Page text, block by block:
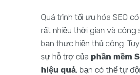
Quá trình tối ưu hóa SEO
rất nhiều thời gian và công
bạn thực hiện thủ công.
sự hỗ trợ của phần mềm
hiệu quả, bạn có thể tự